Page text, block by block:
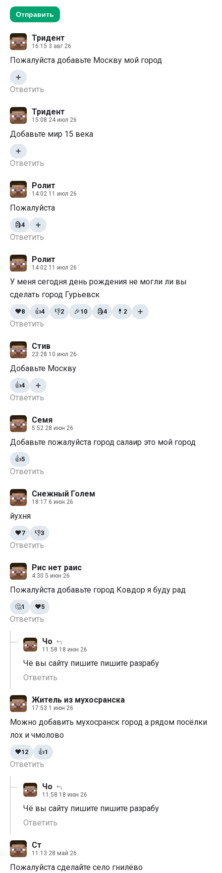
Отправить
Тридент
16:15 3 авг 26
Пожалуйста добавьте Москву мой город
Ответить
Тридент
15:08 24 июл 26
Добавьте мир 15 века
Ответить
Ролит
14:02 11 июл 26
Пожалуйста
Ответить
🗿4
Ролит
14:02 11 июл 26
У меня сегодня день рождения не могли ли вы
сделать город Гурьевск
Ответить
❤️8 👍4 👎2 🎉10 🗿4 💊 2
Стив
23:28 10 июл 26
Добавьте Москву
Ответить
👍4
Семя
5:52 28 июн 26
Добавьте пожалуйста город салаир это мой город
Ответить
👍5
Снежный Голем
18:17 6 июн 26
йухня
Ответить
❤️7 👎3
Рис нет раис
4:30 5 июн 26
Пожалуйста добавьте город Ковдор я буду рад
Ответить
🤔1 ❤️5
Чо
11:58 18 июн 26
Чё вы сайту пишите пишите разрабу
Ответить
Житель из мухосранска
17:53 1 июн 26
Можно добавить мухосранск город а рядом посёлки
лох и чмолово
Ответить
❤️12 👍1
Чо
11:58 18 июн 26
Чё вы сайту пишите пишите разрабу
Ответить
Ст
11:13 28 май 26
Пожалуйста сделайте село гнилёво